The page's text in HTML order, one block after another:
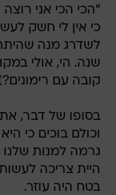
"הכי הכי אני
כי אין לי חשק
שנה. הי, אולי
קובה עם
בסופו של דבר,
וכולם בוכים כי
גרמה למנות שלנו
היית צריכה
בטח היה עוזר.